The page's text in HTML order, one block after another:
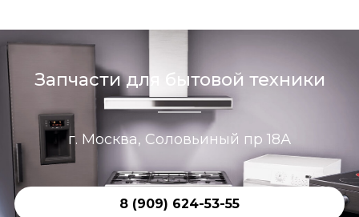
Запчасти для бытовой техники
г. Москва, Соловьиный пр 18А
8 (909) 624-53-55